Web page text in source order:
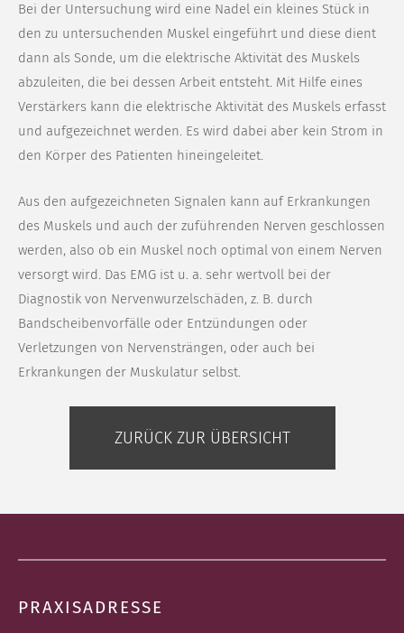
Bei der Untersuchung wird eine Nadel ein kleines Stück in
den zu untersuchenden Muskel eingeführt und diese dient
dann als Sonde, um die elektrische Aktivität des Muskels
abzuleiten, die bei dessen Arbeit entsteht. Mit Hilfe eines
Verstärkers kann die elektrische Aktivität des Muskels erfasst
und aufgezeichnet werden. Es wird dabei aber kein Strom in
den Körper des Patienten hineingeleitet.
Aus den aufgezeichneten Signalen kann auf Erkrankungen
des Muskels und auch der zuführenden Nerven geschlossen
werden, also ob ein Muskel noch optimal von einem Nerven
versorgt wird. Das EMG ist u. a. sehr wertvoll bei der
Diagnostik von Nervenwurzelschäden, z. B. durch
Bandscheibenvorfälle oder Entzündungen oder
Verletzungen von Nervensträngen, oder auch bei
Erkrankungen der Muskulatur selbst.
ZURÜCK ZUR ÜBERSICHT
PRAXISADRESSE